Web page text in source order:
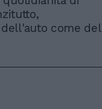
come del